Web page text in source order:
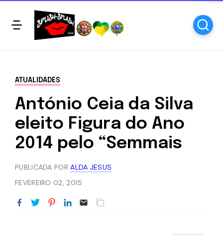
ATUALIDADES
António Ceia da Silva
eleito Figura do Ano
2014 pelo “Semmais
PUBLICADA PORALDA JESUS
FEVEREIRO 02, 2015